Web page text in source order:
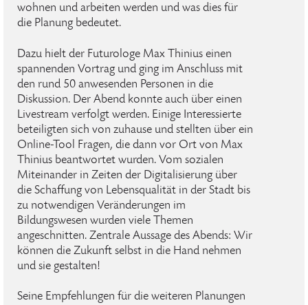
wohnen und arbeiten werden und was dies für
die Planung bedeutet.
Dazu hielt der Futurologe Max Thinius einen
spannenden Vortrag und ging im Anschluss mit
den rund 50 anwesenden Personen in die
Diskussion. Der Abend konnte auch über einen
Livestream verfolgt werden. Einige Interessierte
beteiligten sich von zuhause und stellten über ein
Online-Tool Fragen, die dann vor Ort von Max
Thinius beantwortet wurden. Vom sozialen
Miteinander in Zeiten der Digitalisierung über
die Schaffung von Lebensqualität in der Stadt bis
zu notwendigen Veränderungen im
Bildungswesen wurden viele Themen
angeschnitten. Zentrale Aussage des Abends: Wir
können die Zukunft selbst in die Hand nehmen
und sie gestalten!
Seine Empfehlungen für die weiteren Planungen